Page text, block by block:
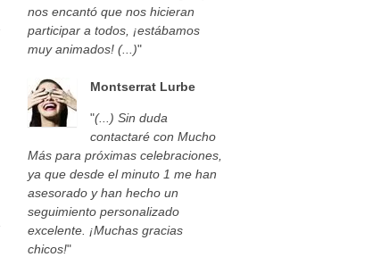
nos encantó que nos hicieran
participar a todos, ¡estábamos
muy animados! (...)"
Montserrat Lurbe
"(...) Sin duda
contactaré con Mucho
Más para próximas celebraciones,
ya que desde el minuto 1 me han
asesorado y han hecho un
seguimiento personalizado
excelente. ¡Muchas gracias
chicos!"